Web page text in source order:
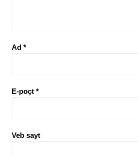
Ad *
E-poçt *
Veb sayt